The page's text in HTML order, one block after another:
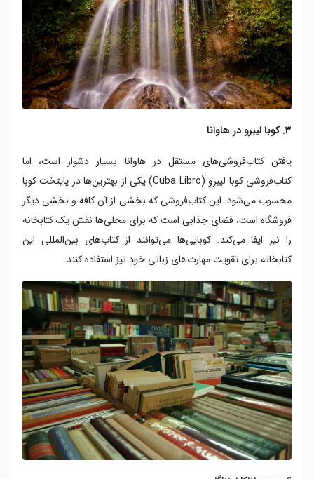
۳. کوبا لیبرو در هاوانا
یافتن کتاب‌فروشی‌های مستقل در هاوانا بسیار دشوار است، اما
کتاب‌فروشی کوبا لیبرو (Cuba Libro) یکی از بهترین‌ها در پایتخت کوبا
محسوب می‌شود. این کتاب‌فروشی که بخشی از آن کافه و بخشی دیگر
فروشگاه است، فضای جذابی است که برای محلی‌ها نقش یک کتابخانه
را نیز ایفا می‌کند. کوبایی‌ها می‌توانند از کتاب‌های بین‌المللی این
کتابخانه برای تقویت مهارت‌های زبانی خود نیز استفاده کنند.